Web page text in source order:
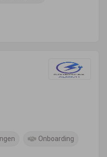
Onboarding